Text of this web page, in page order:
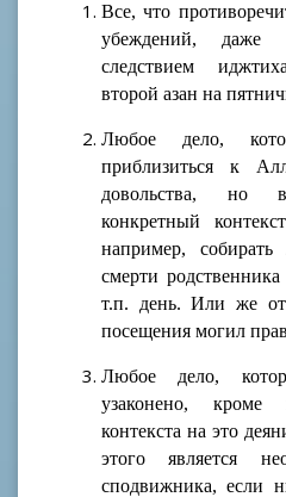
Все, что
убеждений, даже
следствием
второй азан на
Любое дело,
приблизиться к
довольства, но
конкретный
например,
смерти
т.п. день. Или же
посещения могил
Любое дело,
узаконено,
контекста на это
этого является
сподвижника, если